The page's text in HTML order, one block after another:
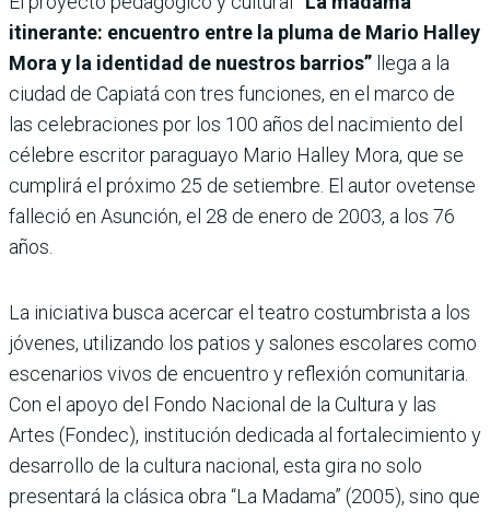
itinerante: encuentro entre la pluma de Mario Halley
Mora y la identidad de nuestros barrios” llega a la
ciudad de Capiatá con tres funciones, en el marco de
las celebraciones por los 100 años del nacimiento del
célebre escritor paraguayo Mario Halley Mora, que se
cumplirá el próximo 25 de setiembre. El autor ovetense
falleció en Asunción, el 28 de enero de 2003, a los 76
años.
La iniciativa busca acercar el teatro costumbrista a los
jóvenes, utilizando los patios y salones escolares como
escenarios vivos de encuentro y reflexión comunitaria.
Con el apoyo del Fondo Nacional de la Cultura y las
Artes (Fondec), institución dedicada al fortalecimiento y
desarrollo de la cultura nacional, esta gira no solo
presentará la clásica obra “La Madama” (2005), sino que